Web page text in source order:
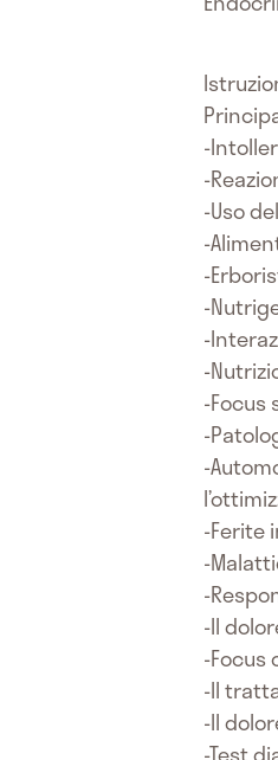
-
-
-Uso
-
-
-
-
-
-Focus
-
-
-Ferite
-
-
-Il
-Focus
-Il
-Il